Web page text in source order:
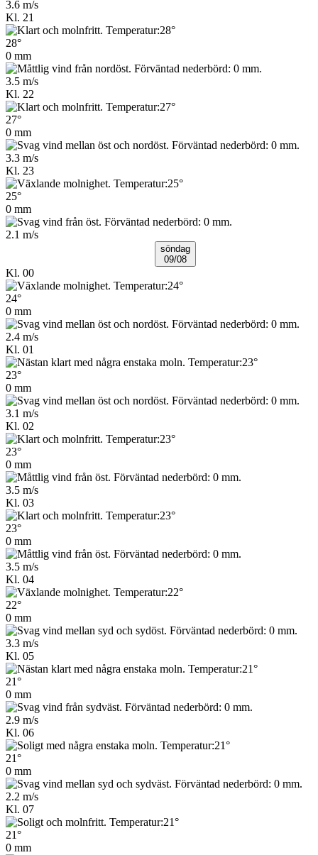
3.6 m/s
Kl. 21
28°
0 mm
3.5 m/s
Kl. 22
27°
0 mm
3.3 m/s
Kl. 23
25°
0 mm
2.1 m/s
söndag
09/08
Kl. 00
24°
0 mm
2.4 m/s
Kl. 01
23°
0 mm
3.1 m/s
Kl. 02
23°
0 mm
3.5 m/s
Kl. 03
23°
0 mm
3.5 m/s
Kl. 04
22°
0 mm
3.3 m/s
Kl. 05
21°
0 mm
2.9 m/s
Kl. 06
21°
0 mm
2.2 m/s
Kl. 07
21°
0 mm